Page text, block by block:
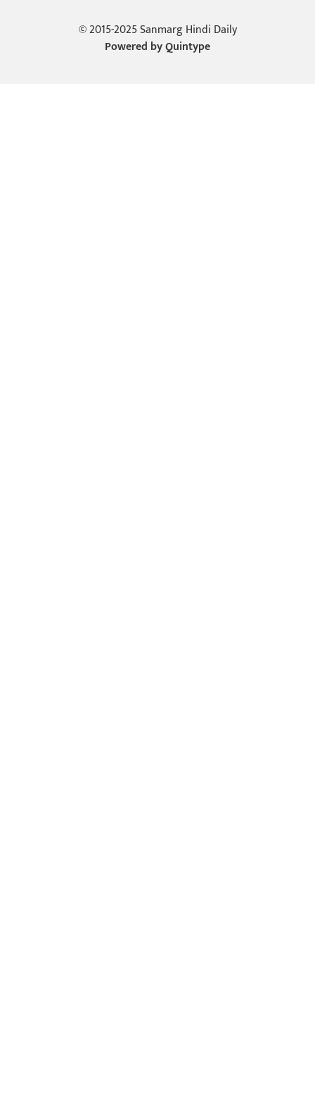
© 2015-2025 Sanmarg Hindi Daily
Powered byQuintype